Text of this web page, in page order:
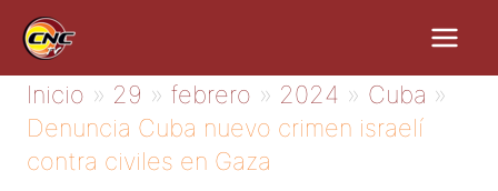
contenido
Inicio 29 febrero 2024
Cuba
Denuncia Cuba nuevo crimen israelí
contra civiles en Gaza